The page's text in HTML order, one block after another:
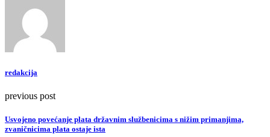
redakcija
previous post
Usvojeno povećanje plata državnim službenicima s nižim primanjima,
zvaničnicima plata ostaje ista